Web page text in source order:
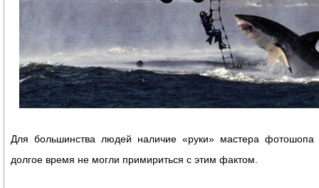
Для большинства людей наличие «руки» мастера
долгое время не могли примириться с этим фактом.